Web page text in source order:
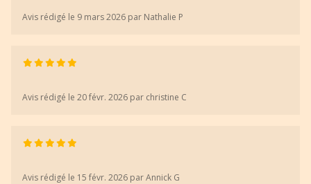
Avis rédigé le 9 mars 2026 par Nathalie P
Avis rédigé le 20 févr. 2026 par christine C
Avis rédigé le 15 févr. 2026 par Annick G